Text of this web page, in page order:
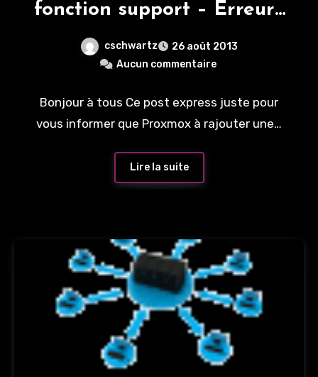
fonction support – Erreurs
dans les update
cschwartz
26 août 2013
Aucun commentaire
Bonjour à tous Ce post express juste pour
vous informer que Proxmox à rajouter une…
Lire la suite